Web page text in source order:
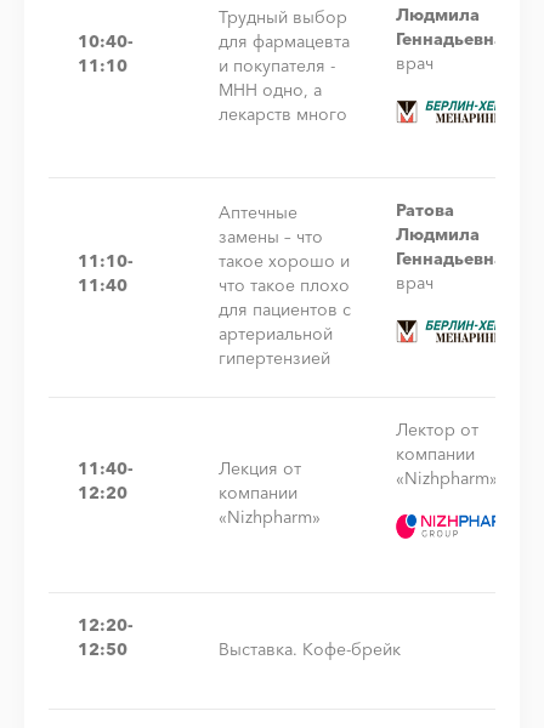
10:40-
11:10
Трудный выбор
для фармацевта
и покупателя -
МНН одно, а
лекарств много
Людмила
Геннадьевна
врач
11:10-
11:40
Аптечные
замены – что
такое хорошо и
что такое плохо
для пациентов с
артериальной
гипертензией
Ратова
Людмила
Геннадьевна
врач
11:40-
12:20
Лекция от
компании
«Nizhpharm»
Лектор от
компании
«Nizhpharm»
12:20-
12:50
Выставка. Кофе-брейк